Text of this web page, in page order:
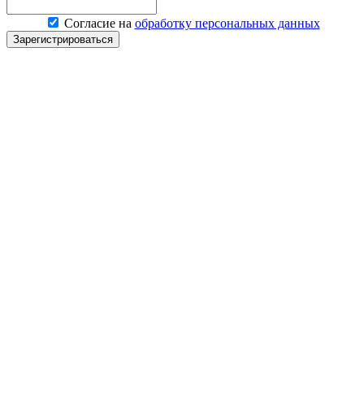
Согласие на обработку персональных данных
Зарегистрироваться